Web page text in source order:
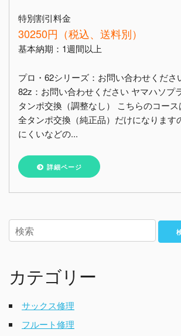
特別割引料金
30250円（税込、送料別）
基本納期：1週間以上
プロ・62シリーズ：お問い合わせくださ
82z：お問い合わせください ヤマハソプ
タンポ交換（調整なし） こちらのコー
全タンポ交換（純正品）だけになります
にくいなどの...
詳細ページ
カテゴリー
サックス修理
フルート修理